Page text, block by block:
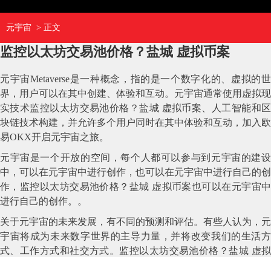
元宇宙 > 正文
监控以太坊交易池价格？盐城 虚拟币案
元宇宙Metaverse是一种概念，指的是一个数字化的、虚拟的世
界，用户可以在其中创建、体验和互动。元宇宙通常使用虚拟现
实技术监控以太坊交易池价格？盐城 虚拟币案、人工智能和区
块链技术构建，并允许多个用户同时在其中体验和互动，加入欧
易OKX开启元宇宙之旅。
元宇宙是一个开放的空间，每个人都可以参与到元宇宙的建设
中，可以在元宇宙中进行创作，也可以在元宇宙中进行自己的创
作，监控以太坊交易池价格？盐城 虚拟币案也可以在元宇宙中
进行自己的创作。。
关于元宇宙的未来发展，有不同的预测和评估。有些人认为，元
宇宙将成为未来数字世界的主导力量，并将改变我们的生活方
式、工作方式和社交方式。监控以太坊交易池价格？盐城 虚拟